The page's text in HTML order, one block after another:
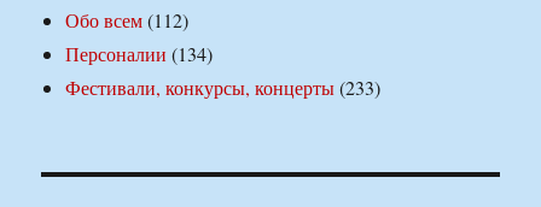
Обо всем(112)
Персоналии (134)
Фестивали, конкурсы, концерты(233)